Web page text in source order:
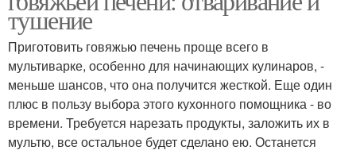
тушение
Приготовить говяжью печень проще всего в
мультиварке, особенно для начинающих кулинаров, -
меньше шансов, что она получится жесткой. Еще один
плюс в пользу выбора этого кухонного помощника - во
времени. Требуется нарезать продукты, заложить их в
мультю, все остальное будет сделано ею. Останется